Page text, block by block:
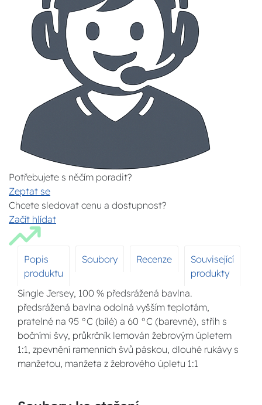
Potřebujete s něčím poradit?
Zeptat se
Chcete sledovat cenu a dostupnost?
Začít hlídat
Popis
produktu
Soubory Recenze
Související
produkty
Single Jersey, 100 % předsrážená bavlna.
předsrážená bavlna odolná vyšším teplotám,
pratelné na 95 °C (bílé) a 60 °C (barevné), střih s
bočními švy, průkrčník lemován žebrovým úpletem
1:1, zpevnění ramenních švů páskou, dlouhé rukávy s
manžetou, manžeta z žebrového úpletu 1:1